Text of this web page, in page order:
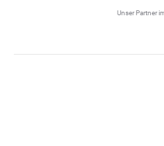
Unser Partner